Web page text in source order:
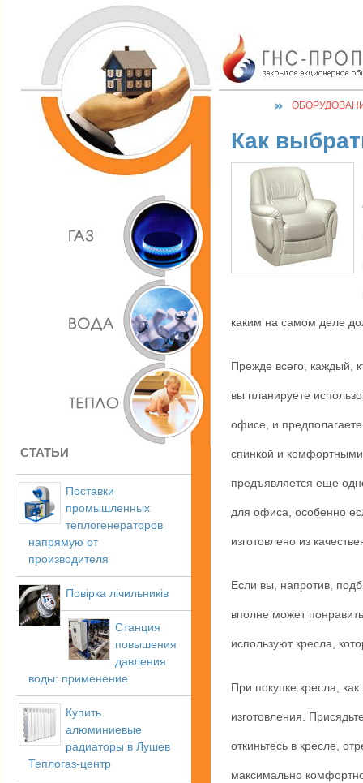
СТАТЬИ
Поставки
промышленных
теплогенераторов
напрямую от
производителя
Повірка лічильників
Станция
повышения
давления
воды: применение
Купить
алюминиевые
радиаторы в Лушев
Теплогаз-центр
Как
каким на самом деле
Прежде всего, каждый,
вы планируете
офисе, и
спинкой и комфортными
предъявляется еще
для офиса, особенно
изготовлено из
Если вы, напротив,
вполне может
используют кресла,
При покупке кресла,
изготовления.
откиньтесь в кресле,
максимально